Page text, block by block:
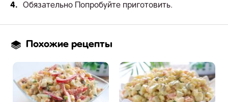
4. Обязательно Попробуйте приготовить.
Похожие рецепты